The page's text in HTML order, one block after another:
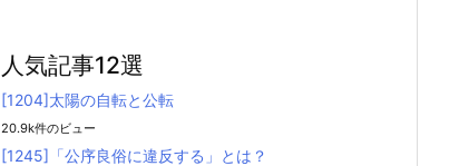
人気記事12選
[1204]太陽の自転と公転
20.9k件のビュー
[1245]「公序良俗に違反する」とは？